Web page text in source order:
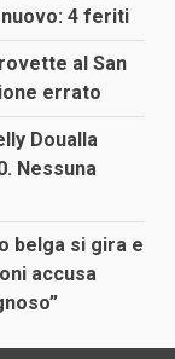
4 feriti
al San
errato
Doualla
Nessuna
belga si gira e
accusa